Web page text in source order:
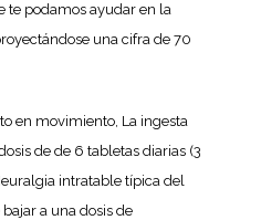
te podamos ayudar en la
una cifra de 70
en movimiento, La ingesta
de de 6 tabletas diarias (3
intratable típica del
a una dosis de